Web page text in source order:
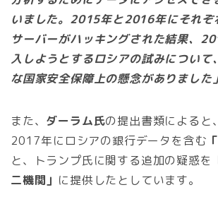
いました。2015年と2016年にそれぞ
サーバーがハッキングされた結果、
入しようとするロシアの試みについて
な国家安全保障上の懸念がありました
また、 ダーラム氏の提出書類によると
2017年にロシアの銀行データを含む
と、トランプ氏に関する追加の疑惑を
二機関」 に提供したとしています。